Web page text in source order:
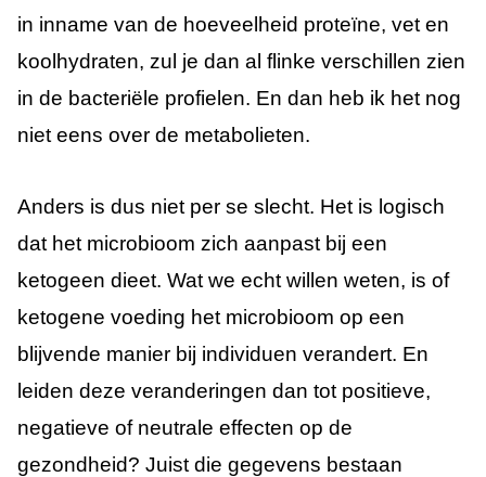
in inname van de hoeveelheid proteïne, vet en
koolhydraten, zul je dan al flinke verschillen zien
in de bacteriële profielen. En dan heb ik het nog
niet eens over de metabolieten.
Anders is dus niet per se slecht. Het is logisch
dat het microbioom zich aanpast bij een
ketogeen dieet. Wat we echt willen weten, is of
ketogene voeding het microbioom op een
blijvende manier bij individuen verandert. En
leiden deze veranderingen dan tot positieve,
negatieve of neutrale effecten op de
gezondheid? Juist die gegevens bestaan